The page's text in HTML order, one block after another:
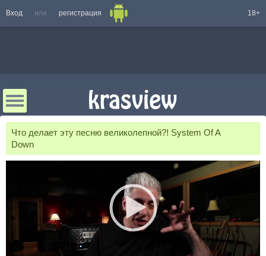
Вход или регистрация 18+
Что делает эту песню великолепной?! System Of A
Down